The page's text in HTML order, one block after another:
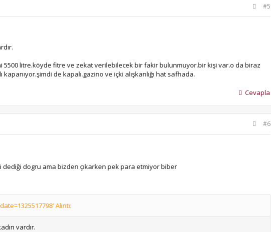
#5
5500 litre.köyde fitre ve zekat verilebilecek bir fakir bulunmuyor.bir kişi var.o da biraz
de kapalı.gazino ve içki alışkanlığı hat safhada.
Cevapla
#6
dogru ama bizden çıkarken pek para etmiyor biber
Alıntı:
vardır.